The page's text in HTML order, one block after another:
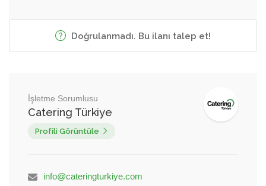
Doğrulanmadı. Bu ilanı talep et!
İşletme Sorumlusu
Catering Türkiye
Profili Görüntüle
info@cateringturkiye.com